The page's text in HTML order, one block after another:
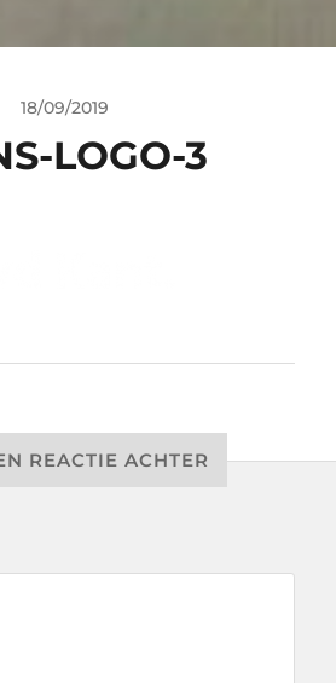
18/09/2019
LOGO-3
REACTIE ACHTER